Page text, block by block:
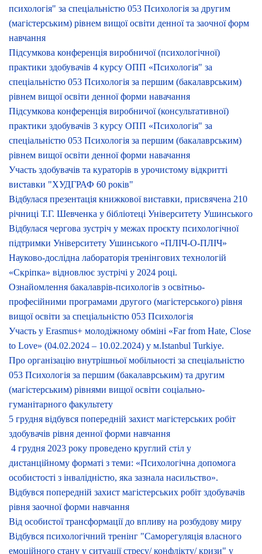
психологія" за спеціальністю 053 Психологія за другим
(магістерським) рівнем вищої освіти денної та заочної форм
навчання
Підсумкова конференція виробничої (психологічної)
практики здобувачів 4 курсу ОПП «Психологія" за
спеціальністю 053 Психологія за першим (бакалаврським)
рівнем вищої освіти денної форми навачання
Підсумкова конференція виробничої (консультативної)
практики здобувачів 3 курсу ОПП «Психологія" за
спеціальністю 053 Психологія за першим (бакалаврським)
рівнем вищої освіти денної форми навачання
Участь здобувачів та кураторів в урочистому відкритті
виставки "ХУДГРАФ 60 років"
Відбулася презентація книжкової виставки, присвячена 210
річниці Т.Г. Шевченка у бібліотеці Університету Ушинського
Відбулася чергова зустріч у межах проєкту психологічної
підтримки Університету Ушинського «ПЛІЧ-О-ПЛІЧ»
Науково-дослідна лабораторія тренінгових технологій
«Скріпка» відновлює зустрічі у 2024 році.
Ознайомлення бакалаврів-психологів з освітньо-
професійними програмами другого (магістерського) рівня
вищої освіти за спеціальністю 053 Психологія
Участь у Erasmus+ молодіжному обміні «Far from Hate, Close
to Love» (04.02.2024 – 10.02.2024) у м.Istanbul Turkiye.
Про організацію внутрішньої мобільності за спеціальністю
053 Психологія за першим (бакалаврським) та другим
(магістерським) рівнями вищої освіти соціально-
гуманітарного факультету
5 грудня відбувся попередній захист магістерських робіт
здобувачів рівня денної форми навчання
4 грудня 2023 року проведено круглий стіл у
дистанційному форматі з теми: «Психологічна допомога
особистості з інвалідністю, яка зазнала насильство».
Відбувся попередній захист магістерських робіт здобувачів
рівня заочної форми навчання
Від особистої трансформації до впливу на розбудову миру
Відбувся психологічний тренінг "Саморегуляція власного
емоційного стану у ситуації стресу/ конфлікту/ кризи" у